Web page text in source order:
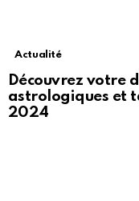
Actualité
Découvrez votre
astrologiques et
2024